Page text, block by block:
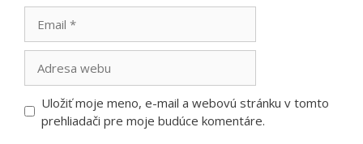
webu
Uložiť moje meno, e-mail a webovú stránku v tomto
prehliadači pre moje budúce komentáre.